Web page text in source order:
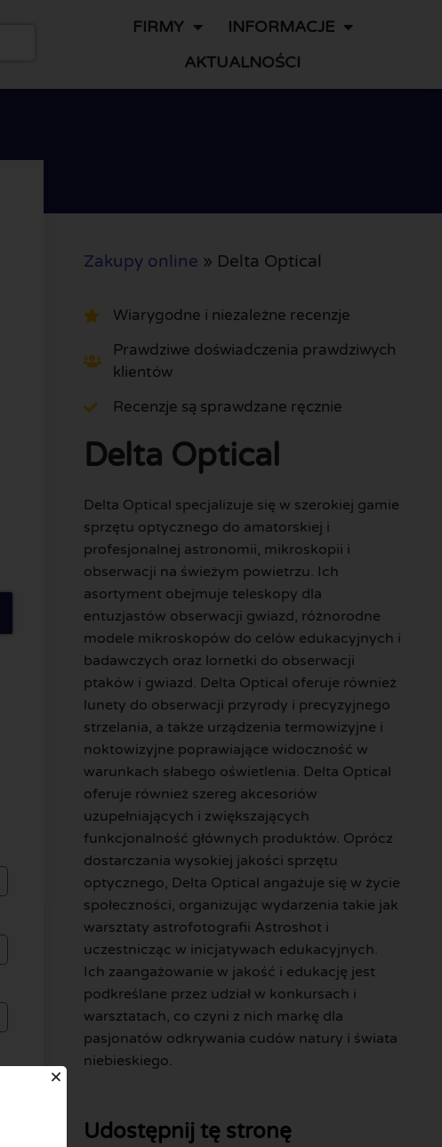
FIRMY
INFORMACJE
AKTUALNOŚCI
Zakupy online » Delta Optical
Wiarygodne i niezależne recenzje
Prawdziwe doświadczenia prawdziwych
klientów
Recenzje są sprawdzane ręcznie
Delta Optical
Delta Optical specjalizuje się w szerokiej gamie
sprzętu optycznego do amatorskiej i
profesjonalnej astronomii, mikroskopii i
obserwacji na świeżym powietrzu. Ich
asortyment obejmuje teleskopy dla
entuzjastów obserwacji gwiazd, różnorodne
modele mikroskopów do celów edukacyjnych i
badawczych oraz lornetki do obserwacji
ptaków i gwiazd. Delta Optical oferuje również
lunety do obserwacji przyrody i precyzyjnego
strzelania, a także urządzenia termowizyjne i
noktowizyjne poprawiające widoczność w
warunkach słabego oświetlenia. Delta Optical
oferuje również szereg akcesoriów
uzupełniających i zwiększających
funkcjonalność głównych produktów. Oprócz
dostarczania wysokiej jakości sprzętu
optycznego, Delta Optical angażuje się w życie
społeczności, organizując wydarzenia takie jak
warsztaty astrofotografii Astroshot i
uczestnicząc w inicjatywach edukacyjnych.
Ich zaangażowanie w jakość i edukację jest
podkreślane przez udział w konkursach i
warsztatach, co czyni z nich markę dla
pasjonatów odkrywania cudów natury i świata
niebieskiego.
Udostępnij tę stronę